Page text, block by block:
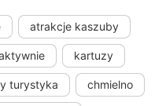
atrakcje kaszuby
kartuzy
turystyka chmielno